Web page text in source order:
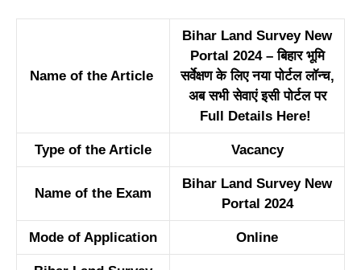
Name of the Article
Bihar Land Survey New
Portal 2024 – बिहार भूमि
सर्वेक्षण के लिए नया पोर्टल लॉन्च,
अब सभी सेवाएं इसी पोर्टल पर
Full Details Here!
Type of the Article Vacancy
Name of the Exam
Bihar Land Survey New
Portal 2024
Mode of Application Online